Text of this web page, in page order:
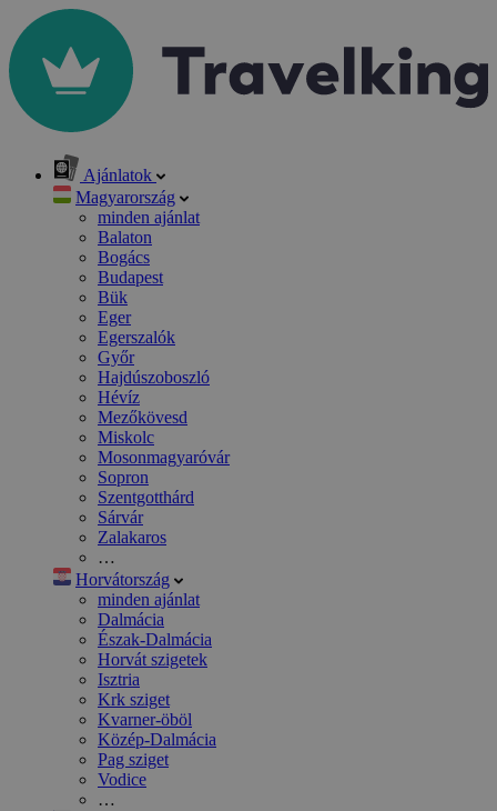
Ajánlatok
Magyarország
minden ajánlat
Balaton
Bogács
Budapest
Bük
Eger
Egerszalók
Győr
Hajdúszoboszló
Hévíz
Mezőkövesd
Miskolc
Mosonmagyaróvár
Sopron
Szentgotthárd
Sárvár
Zalakaros
…
Horvátország
minden ajánlat
Dalmácia
Észak-Dalmácia
Horvát szigetek
Isztria
Krk sziget
Kvarner-öböl
Közép-Dalmácia
Pag sziget
Vodice
…